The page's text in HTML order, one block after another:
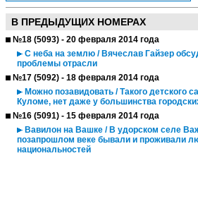
В ПРЕДЫДУЩИХ НОМЕРАХ
№18 (5093) - 20 февраля 2014 года
С неба на землю / Вячеслав Гайзер
проблемы отрасли
№17 (5092) - 18 февраля 2014 года
Можно позавидовать / Такого детского
Куломе, нет даже у большинства
№16 (5091) - 15 февраля 2014 года
Вавилон на Вашке / В удорском селе
позапрошлом веке бывали и проживали
национальностей